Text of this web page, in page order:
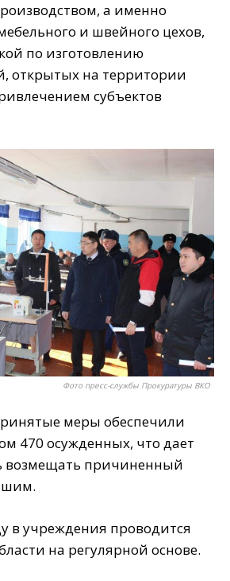
а именно
и швейного цехов,
по изготовлению
открытых на территории
субъектов
Фото пресс-службы Прокуратуры ВКО
меры обеспечили
470 осужденных, что дает
возмещать причиненный
в учреждения проводится
на регулярной основе.